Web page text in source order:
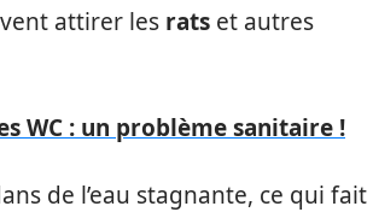
attirer les rats et autres
WC : un problème sanitaire !
de l’eau stagnante, ce qui fait